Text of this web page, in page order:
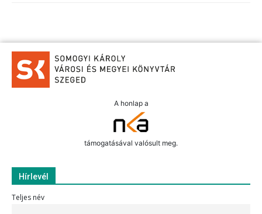
A honlap a
támogatásával valósult meg.
Hírlevél
Teljes név